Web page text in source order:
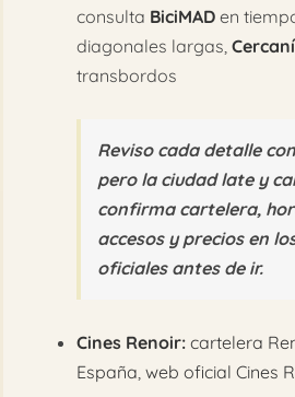
consulta BiciMADen
diagonales largas,
transbordos
Reviso cada detalle
pero la ciudad late y
confirma cartelera,
accesos y preciosen
oficialesantes de ir.
Cines Renoir:cartelera
España, web oficial Cines